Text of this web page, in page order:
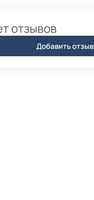
отзывов
Добавить отзыв